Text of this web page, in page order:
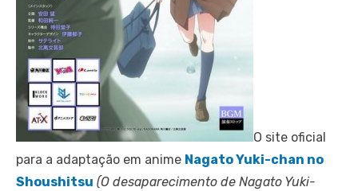
O site oficial
para a adaptação em anime Nagato Yuki-chan no
Shoushitsu (O desaparecimento de Nagato Yuki-